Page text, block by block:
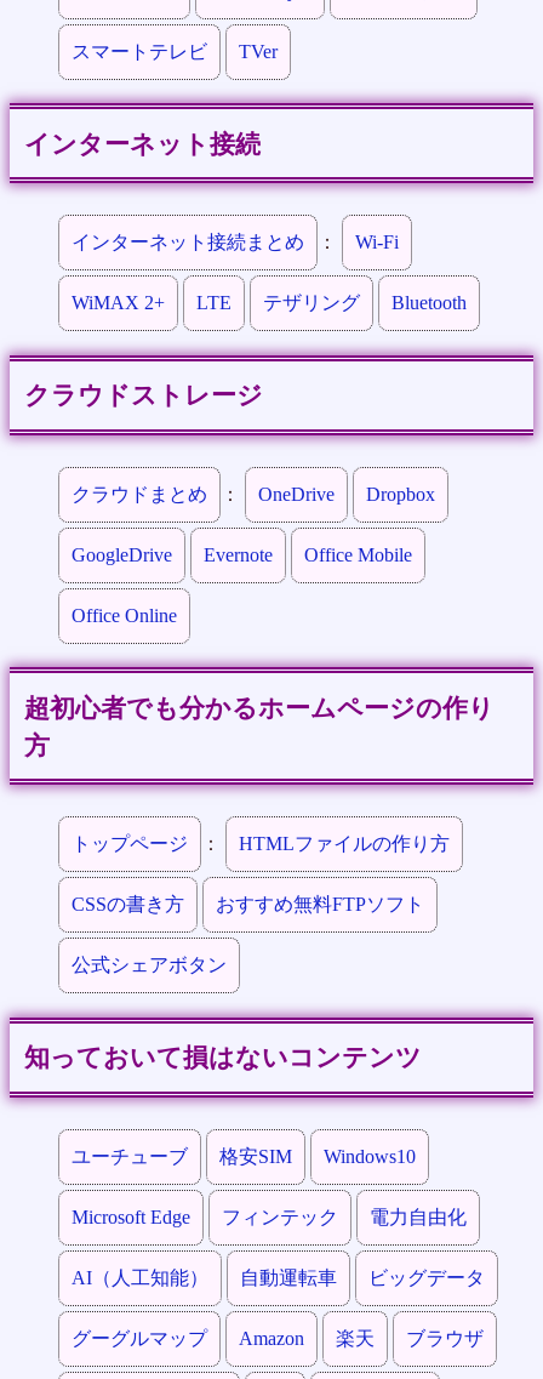
スマートテレビ TVer
インターネット接続
インターネット接続まとめ ： Wi-Fi
WiMAX 2+ LTE テザリング Bluetooth
クラウドストレージ
クラウドまとめ ： OneDrive Dropbox
GoogleDrive Evernote Office Mobile
Office Online
超初心者でも分かるホームページの作り
方
トップページ ： HTMLファイルの作り方
CSSの書き方 おすすめ無料FTPソフト
公式シェアボタン
知っておいて損はないコンテンツ
ユーチューブ 格安SIM Windows10
Microsoft Edge フィンテック 電力自由化
AI（人工知能） 自動運転車 ビッグデータ
グーグルマップ Amazon 楽天 ブラウザ